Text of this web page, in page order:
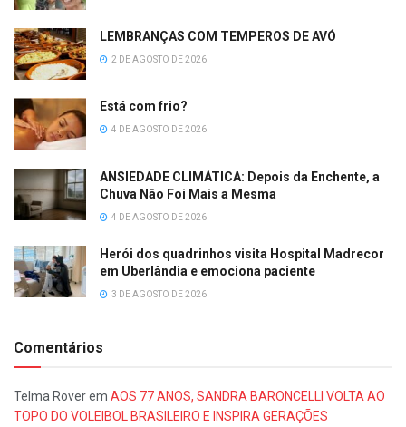
LEMBRANÇAS COM TEMPEROS DE AVÓ
2 DE AGOSTO DE 2026
Está com frio?
4 DE AGOSTO DE 2026
ANSIEDADE CLIMÁTICA: Depois da Enchente, a
Chuva Não Foi Mais a Mesma
4 DE AGOSTO DE 2026
Herói dos quadrinhos visita Hospital Madrecor
em Uberlândia e emociona paciente
3 DE AGOSTO DE 2026
Comentários
Telma Roverem AOS 77 ANOS, SANDRA BARONCELLI VOLTA AO
TOPO DO VOLEIBOL BRASILEIRO E INSPIRA GERAÇÕES